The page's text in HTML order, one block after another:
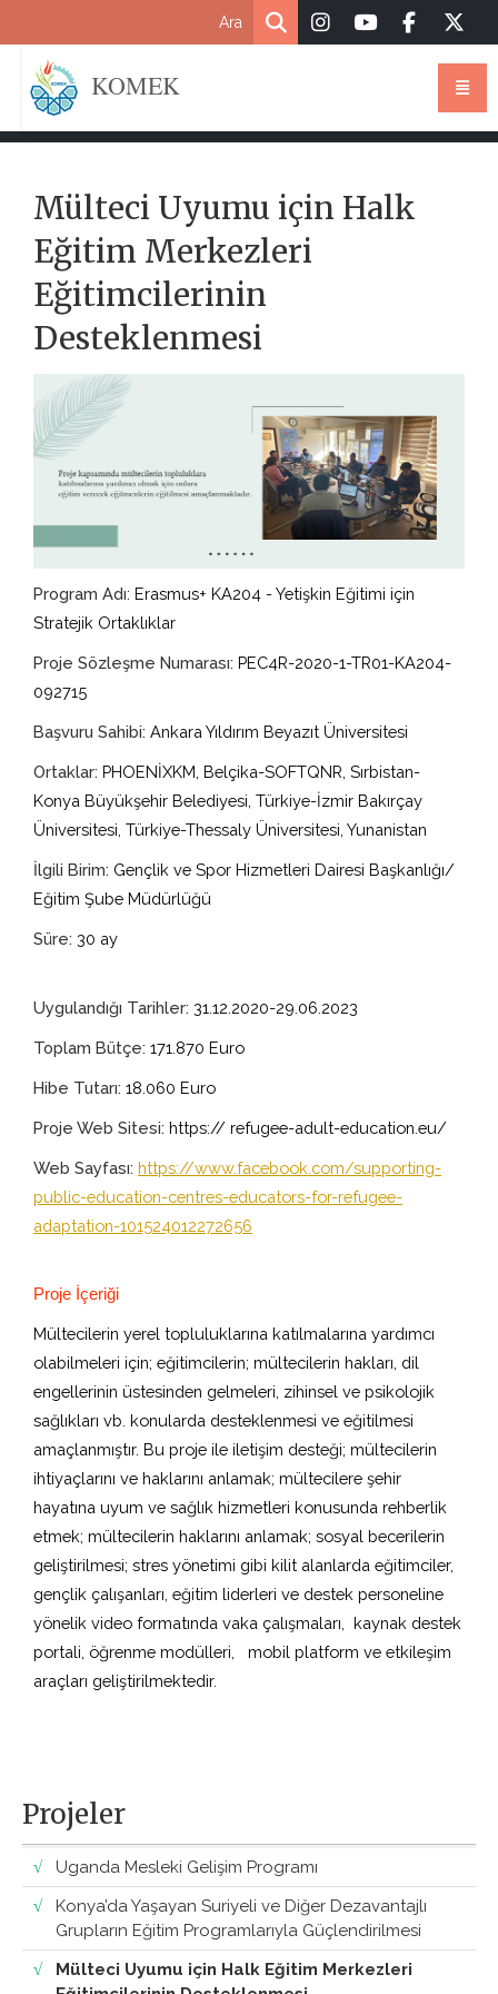
KOMEK
Mülteci Uyumu için Halk
Eğitim Merkezleri
Eğitimcilerinin
Desteklenmesi
Program Adı: Erasmus+ KA204 - Yetişkin Eğitimi için
Stratejik Ortaklıklar
Proje Sözleşme Numarası: PEC4R-2020-1-TR01-KA204-
092715
Başvuru Sahibi: Ankara Yıldırım Beyazıt Üniversitesi
Ortaklar: PHOENİXKM, Belçika-SOFTQNR, Sırbistan-
Konya Büyükşehir Belediyesi, Türkiye-İzmir Bakırçay
Üniversitesi, Türkiye-Thessaly Üniversitesi, Yunanistan
İlgili Birim: Gençlik ve Spor Hizmetleri Dairesi Başkanlığı/
Eğitim Şube Müdürlüğü
Süre: 30 ay
Uygulandığı Tarihler: 31.12.2020-29.06.2023
Toplam Bütçe: 171.870 Euro
Hibe Tutarı: 18.060 Euro
Proje Web Sitesi: https:// refugee-adult-education.eu/
Web Sayfası: https://www.facebook.com/supporting-
public-education-centres-educators-for-refugee-
adaptation-101524012272656
Proje İçeriği
Mültecilerin yerel topluluklarına katılmalarına yardımcı
olabilmeleri için; eğitimcilerin; mültecilerin hakları, dil
engellerinin üstesinden gelmeleri, zihinsel ve psikolojik
sağlıkları vb. konularda desteklenmesi ve eğitilmesi
amaçlanmıştır. Bu proje ile iletişim desteği; mültecilerin
ihtiyaçlarını ve haklarını anlamak; mültecilere şehir
hayatına uyum ve sağlık hizmetleri konusunda rehberlik
etmek; mültecilerin haklarını anlamak; sosyal becerilerin
geliştirilmesi; stres yönetimi gibi kilit alanlarda eğitimciler,
gençlik çalışanları, eğitim liderleri ve destek personeline
yönelik video formatında vaka çalışmaları, kaynak destek
portali, öğrenme modülleri, mobil platform ve etkileşim
araçları geliştirilmektedir.
Projeler
Uganda Mesleki Gelişim Programı
Konya’da Yaşayan Suriyeli ve Diğer Dezavantajlı
Grupların Eğitim Programlarıyla Güçlendirilmesi
Mülteci Uyumu için Halk Eğitim Merkezleri